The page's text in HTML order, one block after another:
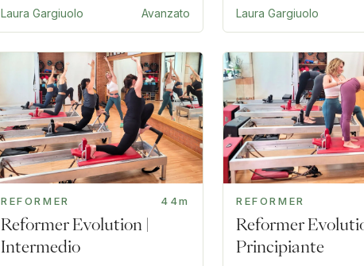
Laura Gargiuolo Avanzato Laura Gargiuolo
REFORMER 44m
Reformer Evolution |
Intermedio
REFORMER
Reformer
Principiante